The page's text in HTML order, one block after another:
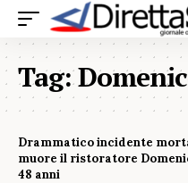
Tag:
Drammatico incidente
muore il ristoratore
48 anni